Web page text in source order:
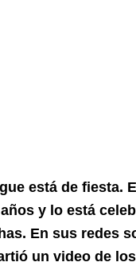
está de fiesta.
y lo está
En sus redes
un video de